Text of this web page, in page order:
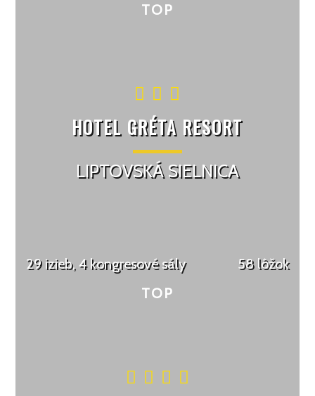
HOTEL GRÉTA RESORT
LIPTOVSKÁ SIELNICA
29 izieb, 4 kongresové sály 58 lôžok